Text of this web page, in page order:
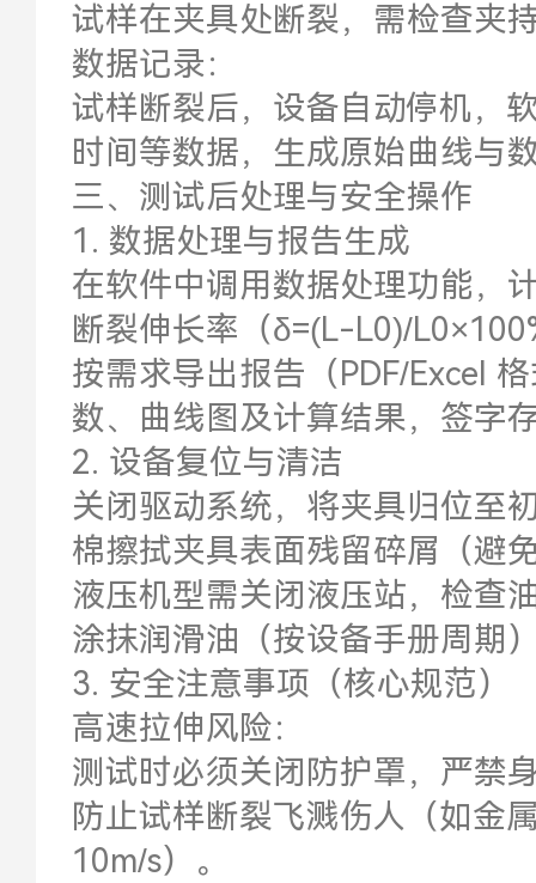
试样在夹具处断裂，需检查夹
数据记录：
试样断裂后，设备自动停机，
时间等数据，生成原始曲线与
三、测试后处理与安全操作
1. 数据处理与报告生成
在软件中调用数据处理功能，
断裂伸长率（δ=(L-L0)/
按需求导出报告（PDF/Excel
数、曲线图及计算结果，签字
2. 设备复位与清洁
关闭驱动系统，将夹具归位至
棉擦拭夹具表面残留碎屑（避
液压机型需关闭液压站，检查
涂抹润滑油（按设备手册周期
3. 安全注意事项（核心规范）
高速拉伸风险：
测试时必须关闭防护罩，严禁
防止试样断裂飞溅伤人（如金
10m/s）。